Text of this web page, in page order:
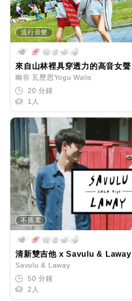
流行音樂
來自山林裡具穿透力的高音女聲
幽谷 瓦歷思Yogu Walis
20 分鐘
1人
不插電
清新雙吉他 x Savulu & Laway
Savulu & Laway
50 分鐘
2人